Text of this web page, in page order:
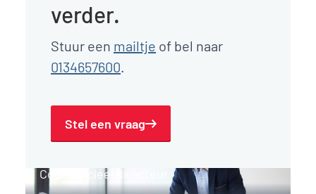
Commercieel directeur
verder.
Stuur een mailtje of bel naar
0134657600.
Stel een vraag